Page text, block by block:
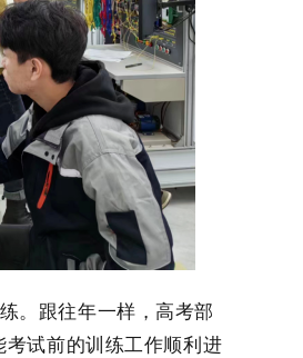
。跟往年一样，高考部
试前的训练工作顺利进